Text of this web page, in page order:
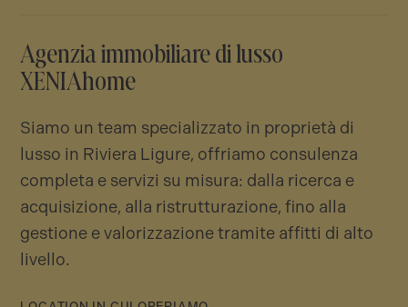
Agenzia immobiliare di lusso
XENIAhome
Siamo un team specializzato in proprietà di
lusso in Riviera Ligure, offriamo consulenza
completa e servizi su misura: dalla ricerca e
acquisizione, alla ristrutturazione, fino alla
gestione e valorizzazione tramite affitti di alto
livello.